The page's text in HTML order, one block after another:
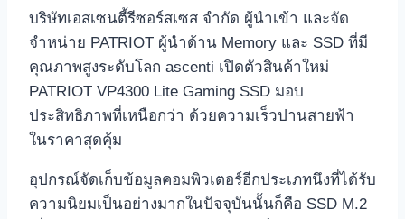
บริษัทเอสเซนตี้รีซอร์สเซส จำกัด ผู้นำเข้า และจัด
จำหน่าย PATRIOT ผู้นำด้าน Memory และ SSD ที่มี
คุณภาพสูงระดับโลก ascenti เปิดตัวสินค้าใหม่
PATRIOT VP4300 Lite Gaming SSD มอบ
ประสิทธิภาพที่เหนือกว่า ด้วยความเร็วปานสายฟ้า
ในราคาสุดคุ้ม
อุปกรณ์จัดเก็บข้อมูลคอมพิวเตอร์อีกประเภทนึงที่ได้รับ
ความนิยมเป็นอย่างมากในปัจจุบันนั้นก็คือ SSD M.2